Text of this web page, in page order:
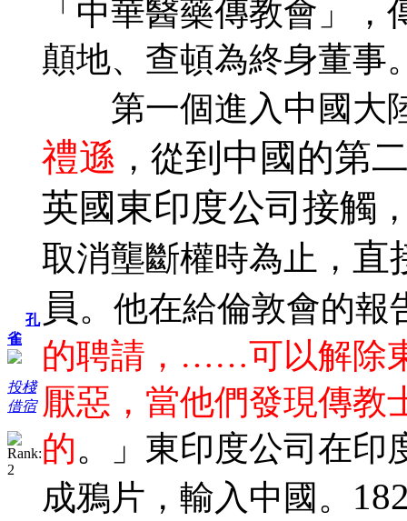
孔
雀
投棧
借宿
「中華醫藥傳教會」
顛地、查頓為終身董事
第一個進入中國大
禮遜 ，從到中國的第
英國東印度公司接觸
取消壟斷權時為止， 直
員 。他在給倫敦會的報
的聘請，……可以解除
厭惡，當他們發現傳教
的。」東印度公司在印
成鴉片，輸入中國。